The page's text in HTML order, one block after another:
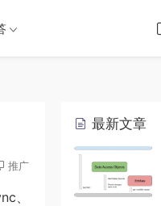
推广
、
最新文章